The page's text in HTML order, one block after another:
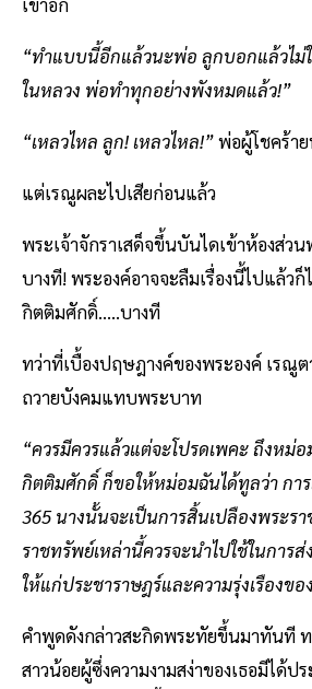
“ทำแบบนี้อีกแล้วนะพ่อ ลูกบอกแล้วไม่ใ
ในหลวง พ่อทำทุกอย่างพังหมดแล้ว!”
“เหลวไหล ลูก! เหลวไหล!”พ่อผู้โชคร้า
แต่เรณูผละไปเสียก่อนแล้ว
พระเจ้าจักราเสด็จขึ้นบันไดเข้าห้องส่วน
บางที! พระองค์อาจจะลืมเรื่องนี้ไปแล้วก็
กิตติมศักดิ์.....บางที
ทว่าที่เบื้องปฤษฎางค์ของพระองค์ เรณู
ถวายบังคมแทบพระบาท
“ควรมีควรแล้วแต่จะโปรดเพคะ ถึงหม่
กิตติมศักดิ์ ก็ขอให้หม่อมฉันได้ทูลว่า กา
365 นางนั้นจะเป็นการสิ้นเปลืองพระร
ราชทรัพย์เหล่านี้ควรจะนำไปใช้ในการ
ให้แก่ประชาราษฎร์และความรุ่งเรืองข
คำพูดดังกล่าวสะกิดพระทัยขึ้นมาทันที
สาวน้อยผู้ซึ่งความงามสง่าของเธอมีได้